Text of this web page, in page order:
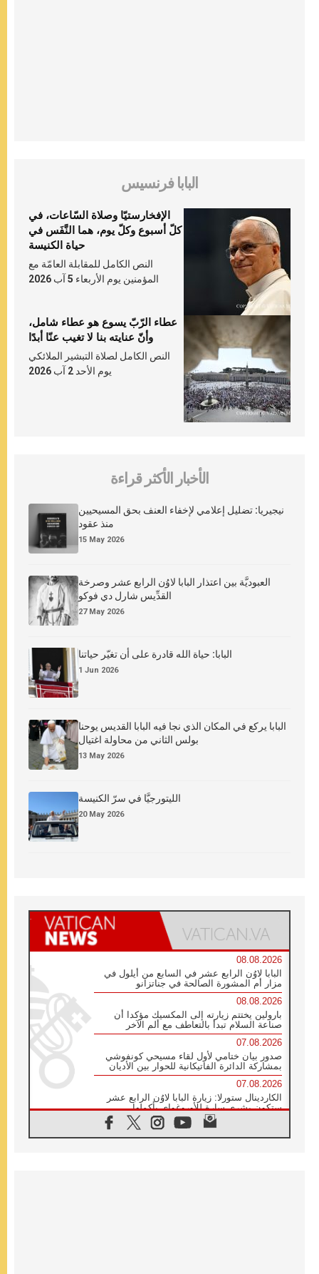
البابا فرنسيس
الإفخارستيّا وصلاة السّاعات، في
كلّ أسبوع وكلّ يوم، هما النَّفَس في
حياة الكنيسة
النص الكامل للمقابلة العامّة مع
المؤمنين يوم الأربعاء 5 آب 2026
عطاء الرّبّ يسوع هو عطاء شامل،
وأنّ عنايته بنا لا تغيب عنّا أبدًا
النص الكامل لصلاة التبشير الملائكي
يوم الأحد 2 آب 2026
الأخبار الأكثر قراءة
نيجيريا: تضليل إعلامي لإخفاء العنف بحق المسيحيين
منذ عقود
15 May 2026
العبوديَّة بين اعتذار البابا لاوُن الرابع عشر وصرخة
القدِّيس شارل دي فوكو
27 May 2026
البابا: حياة الله قادرة على أن تغيّر حياتنا
1 Jun 2026
البابا يركع في المكان الذي نجا فيه البابا القديس يوحنا
بولس الثاني من محاولة اغتيال
13 May 2026
الليتورجيَّا في سرّ الكنيسة
20 May 2026
08.08.2026
البابا لاوُن الرابع عشر في السابع من أيلول في
مزار أم المشورة الصالحة في جناتزانو
08.08.2026
بارولين يختتم زيارته إلى المكسيك مؤكدا أن
صناعة السلام تبدأ بالتعاطف مع ألم الآخر
07.08.2026
صدور بيان ختامي لأول لقاء مسيحي كونفوشي
بمشاركة الدائرة الفاتيكانية للحوار بين الأديان
07.08.2026
الكاردينال ستورلا: زيارة البابا لاوُن الرابع عشر
ستكون بشرى سارة للأوروغواي بأكملها
الفاتيكان يعلن برنامج الزيارة الرسولية للبابا لاوُن